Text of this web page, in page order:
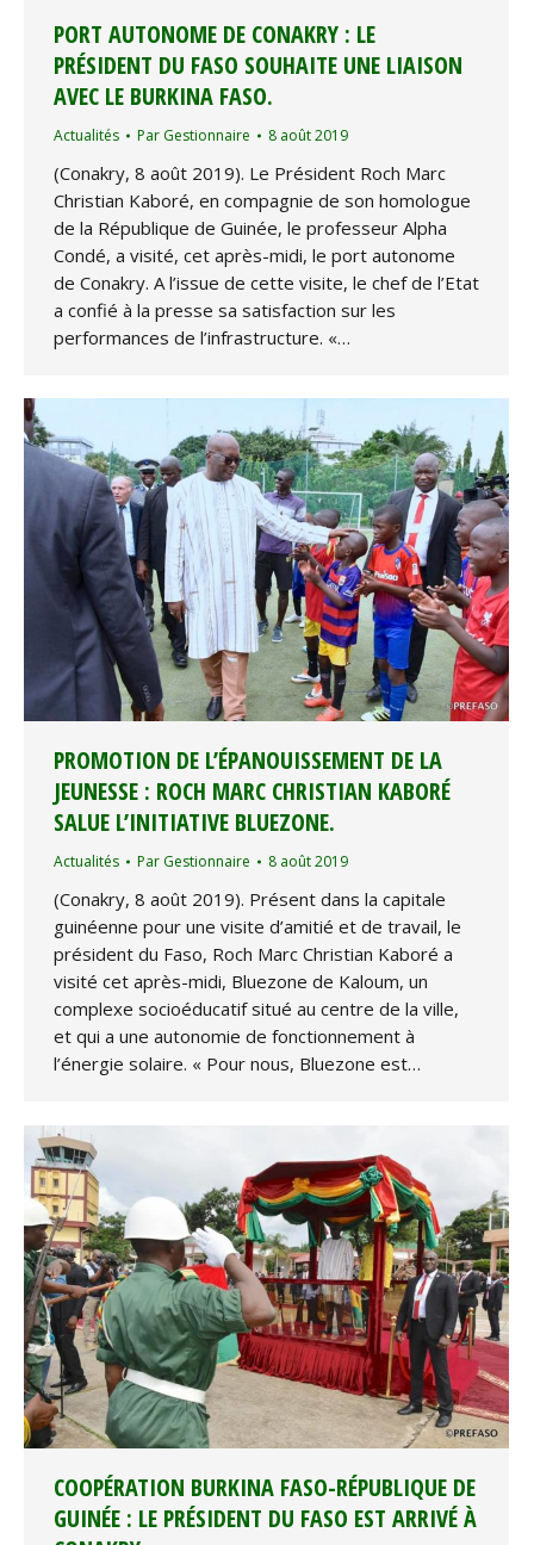
PORT AUTONOME DE CONAKRY : LE
PRÉSIDENT DU FASO SOUHAITE UNE LIAISON
AVEC LE BURKINA FASO.
Actualités Par Gestionnaire 8 août 2019
(Conakry, 8 août 2019). Le Président Roch Marc
Christian Kaboré, en compagnie de son homologue
de la République de Guinée, le professeur Alpha
Condé, a visité, cet après-midi, le port autonome
de Conakry. A l’issue de cette visite, le chef de l’Etat
a confié à la presse sa satisfaction sur les
performances de l’infrastructure. «…
PROMOTION DE L’ÉPANOUISSEMENT DE LA
JEUNESSE : ROCH MARC CHRISTIAN KABORÉ
SALUE L’INITIATIVE BLUEZONE.
Actualités Par Gestionnaire 8 août 2019
(Conakry, 8 août 2019). Présent dans la capitale
guinéenne pour une visite d’amitié et de travail, le
président du Faso, Roch Marc Christian Kaboré a
visité cet après-midi, Bluezone de Kaloum, un
complexe socioéducatif situé au centre de la ville,
et qui a une autonomie de fonctionnement à
l’énergie solaire. « Pour nous, Bluezone est…
COOPÉRATION BURKINA FASO-RÉPUBLIQUE DE
GUINÉE : LE PRÉSIDENT DU FASO EST ARRIVÉ À